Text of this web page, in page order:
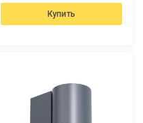
Купить